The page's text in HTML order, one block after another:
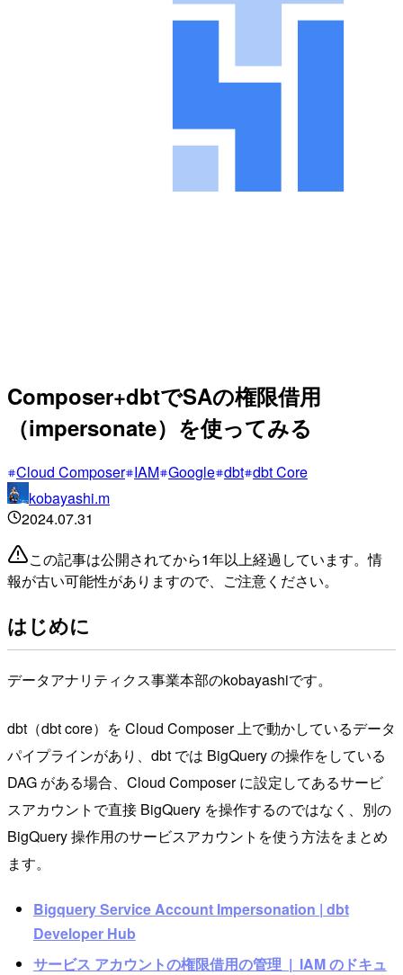
Composer+dbtでSAの権限借用
（impersonate）を使ってみる
Cloud Composer IAM Google dbt dbt Core
kobayashi.m
2024.07.31
この記事は公開されてから1年以上経過しています。情
報が古い可能性がありますので、ご注意ください。
はじめに
データアナリティクス事業本部のkobayashiです。
dbt（dbt core）を Cloud Composer 上で動かしているデータ
パイプラインがあり、dbt では BigQuery の操作をしている
DAG がある場合、Cloud Composer に設定してあるサービ
スアカウントで直接 BigQuery を操作するのではなく、別の
BigQuery 操作用のサービスアカウントを使う方法をまとめ
ます。
Bigquery Service Account Impersonation | dbt
Developer Hub
サービス アカウントの権限借用の管理 | IAM のドキュ